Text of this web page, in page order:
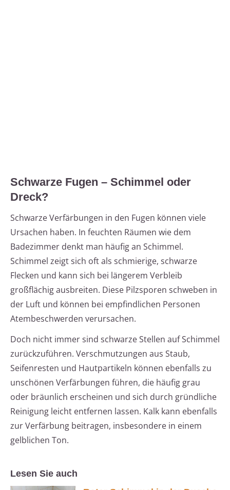
Schwarze Fugen – Schimmel oder
Dreck?
Schwarze Verfärbungen in den Fugen können viele
Ursachen haben. In feuchten Räumen wie dem
Badezimmer denkt man häufig an Schimmel.
Schimmel zeigt sich oft als schmierige, schwarze
Flecken und kann sich bei längerem Verbleib
großflächig ausbreiten. Diese Pilzsporen schweben in
der Luft und können bei empfindlichen Personen
Atembeschwerden verursachen.
Doch nicht immer sind schwarze Stellen auf Schimmel
zurückzuführen. Verschmutzungen aus Staub,
Seifenresten und Hautpartikeln können ebenfalls zu
unschönen Verfärbungen führen, die häufig grau
oder bräunlich erscheinen und sich durch gründliche
Reinigung leicht entfernen lassen. Kalk kann ebenfalls
zur Verfärbung beitragen, insbesondere in einem
gelblichen Ton.
Lesen Sie auch